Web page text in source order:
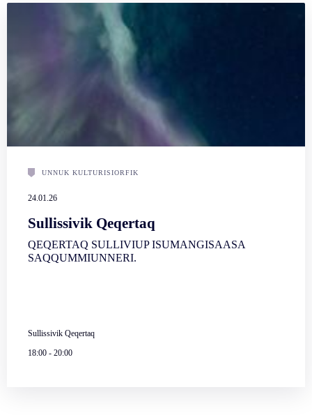
UNNUK KULTURISIORFIK
24.01.26
Sullissivik Qeqertaq
QEQERTAQ SULLIVIUP ISUMANGISAASA
SAQQUMMIUNNERI.
Sullissivik Qeqertaq
18:00 - 20:00